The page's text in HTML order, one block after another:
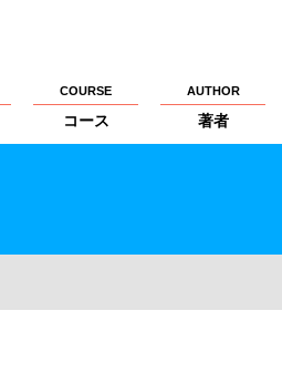
COURSE
コース
AUTHOR
著者